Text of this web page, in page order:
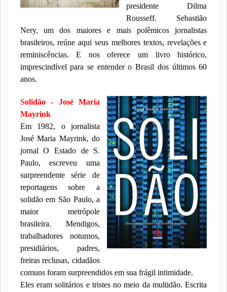
presidente Dilma
Rousseff. Sebastião
Nery, um dos maiores e mais polêmicos jornalistas
brasileiros, reúne aqui seus melhores textos, revelações e
reminiscências. E nos oferece um livro histórico,
imprescindível para se entender o Brasil dos últimos 60
anos.
Solidão - José Maria
Mayrink
Em 1982, o jornalista
José Maria Mayrink, do
jornal O Estado de S.
Paulo, escreveu uma
surpreendente série de
reportagens sobre a
solidão em São Paulo, a
maior metrópole
brasileira. Mendigos,
trabalhadores noturnos,
presidiários, padres,
freiras reclusas, cidadãos
comuns foram surpreendidos em sua frágil intimidade.
Eles eram solitários e tristes no meio da multidão. Escrita